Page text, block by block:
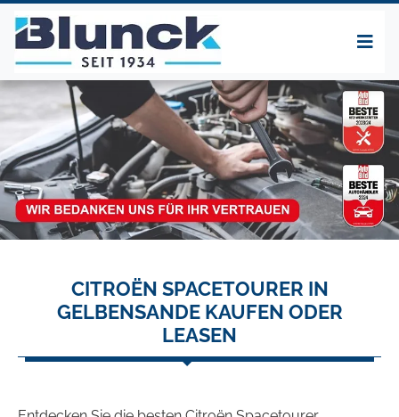
CITROËN SPACETOURER IN
GELBENSANDE KAUFEN ODER
LEASEN